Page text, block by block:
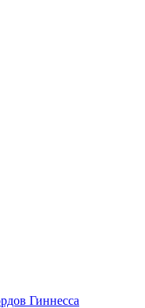
Гиннесса